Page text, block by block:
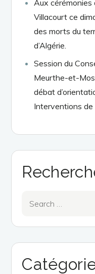
Aux
Villacourt ce
des morts du
d’Algérie.
Session du
Meurthe-et-
débat
Interventions